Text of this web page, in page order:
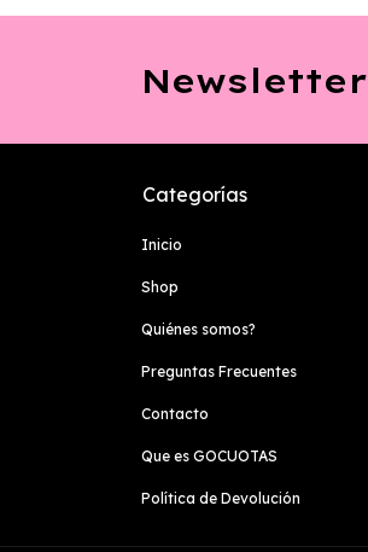
Newsletter
Categorías
Inicio
Shop
Quiénes somos?
Preguntas Frecuentes
Contacto
Que es GOCUOTAS
Política de Devolución